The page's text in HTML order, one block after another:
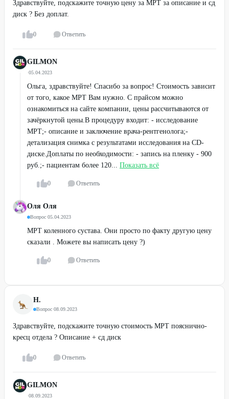
Здравствуйте, подскажите точную цену за МРТ за описание и сд
диск ? Без доплат.
0 Ответить
GILMON
·05.04.2023
Ольга, здравствуйте! Спасибо за вопрос! Стоимость зависит
от того, какое МРТ Вам нужно. С прайсом можно
ознакомиться на сайте компании, цены рассчитываются от
зачёркнутой цены.В процедуру входит: - исследование
МРТ;- описание и заключение врача-рентгенолога;-
детализация снимка с результатами исследования на CD-
диске.Доплаты по необходимости: - запись на пленку - 900
руб.;- пациентам более 120... Показать всё
0 Ответить
Оля Оля
Вопрос·05.04.2023
МРТ коленного сустава. Они просто по факту другую цену
сказали . Можете вы написать цену ?)
0 Ответить
Н.
Вопрос·08.09.2023
Здравствуйте, подскажите точную стоимость МРТ пояснично-
кресц отдела ? Описание + сд диск
0 Ответить
GILMON
·08.09.2023